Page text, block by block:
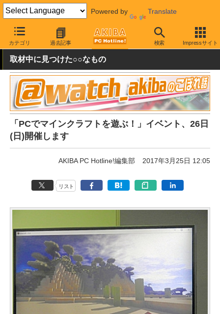
Powered by Translate
カテゴリ 過去記事 検索 Impressサイト
AKIBA PC Hotline! イベント イベント告知
取材中に見つけた○○なもの
「PCでマインクラフトを遊ぶ！」イベント、26日
(日)開催します
AKIBA PC Hotline!編集部 2017年3月25日 12:05
リスト